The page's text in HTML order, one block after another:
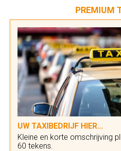
PREMIUM
UW TAXIBEDRIJF HIER...
Kleine en korte omschrijving
60 tekens.